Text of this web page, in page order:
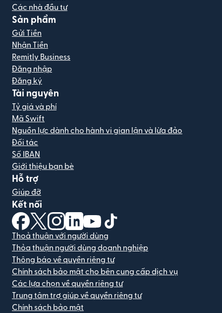
Các nhà đầu tư
Sản phẩm
Gửi Tiền
Nhận Tiền
Remitly Business
Đăng nhập
Đăng ký
Tài nguyên
Tỷ giá và phí
Mã Swift
Nguồn lực dành cho hành vi gian lận và lừa đảo
Đối tác
Số IBAN
Giới thiệu bạn bè
Hỗ trợ
Giúp đỡ
Kết nối
(mở trong cửa sổ mới)
(mở trong cửa sổ mới)
(mở trong cửa sổ mới)
(mở trong cửa sổ mới)
(mở trong cửa sổ mới)
Thoả thuận với người dùng
Thỏa thuận người dùng doanh nghiệp
Thông báo về quyền riêng tư
Chính sách bảo mật cho bên cung cấp dịch vụ
Các lựa chọn về quyền riêng tư
Trung tâm trợ giúp về quyền riêng tư
Chính sách bảo mật